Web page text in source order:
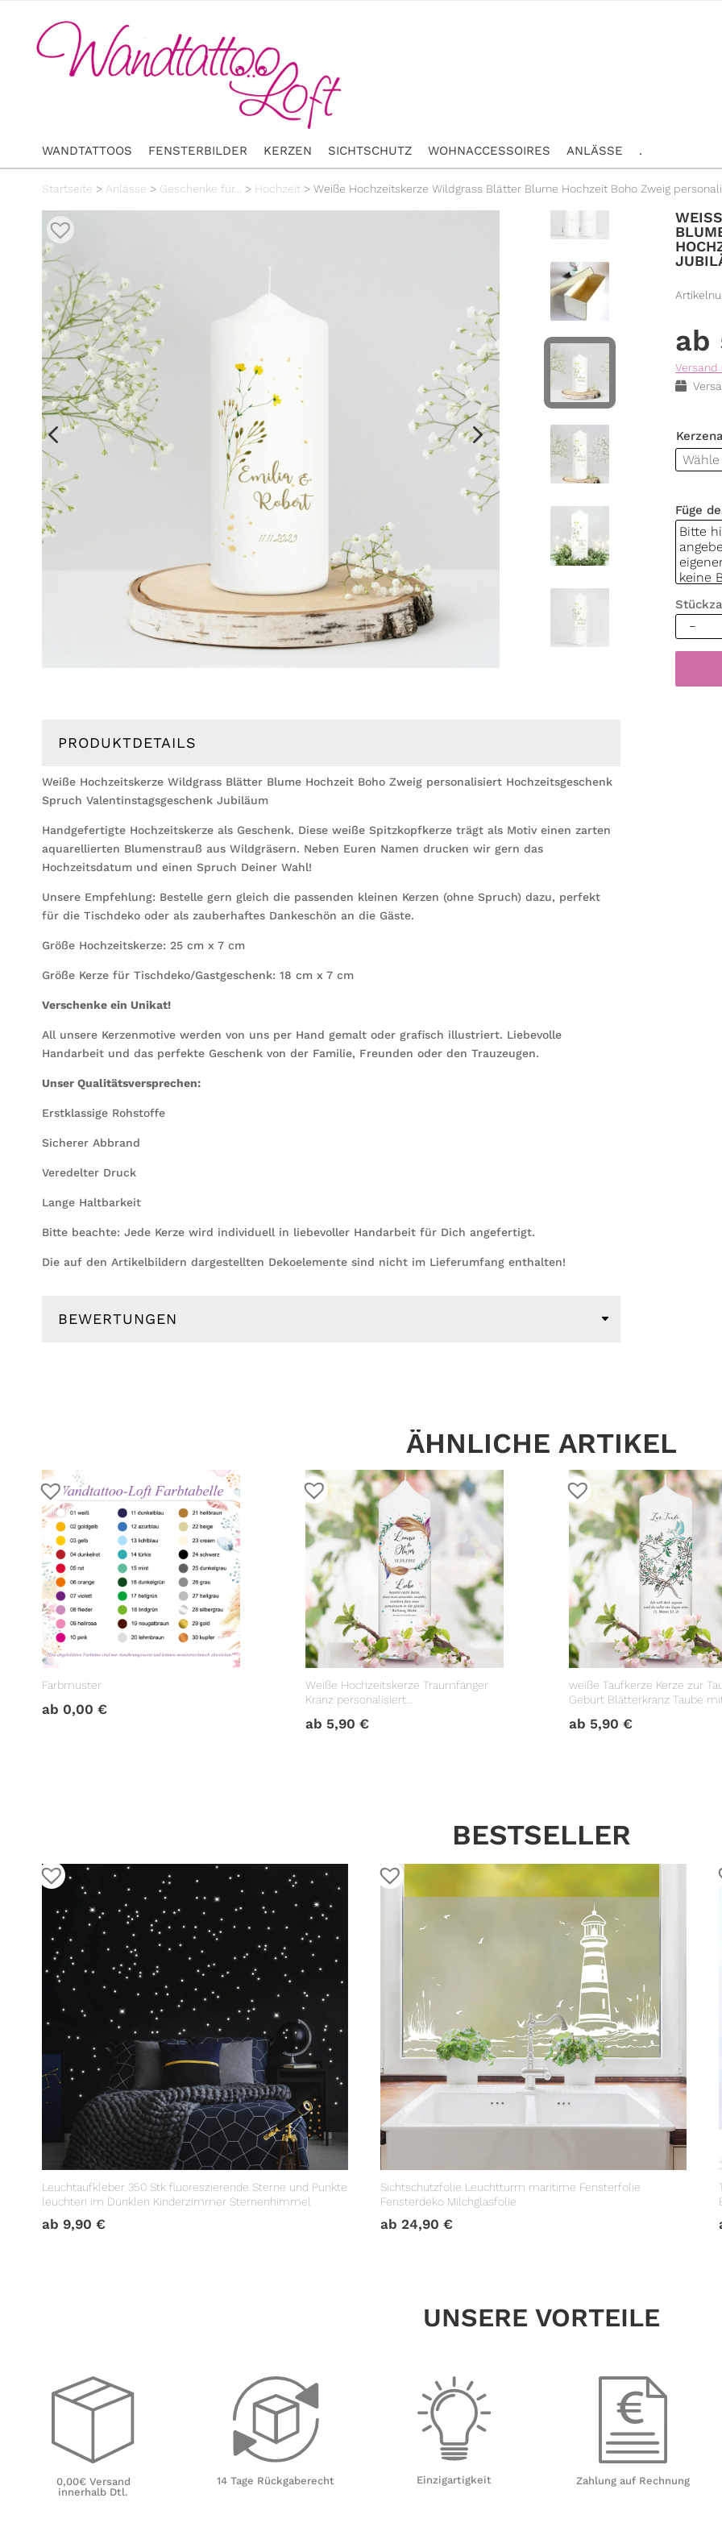
WANDTATTOOS FENSTERBILDER KERZEN SICHTSCHUTZ WOHNACCESSOIRES ANLÄSSE .
Startseite > Anlässe > Geschenke für... > Hochzeit > Weiße Hochzeitskerze Wildgrass Blätter Blume Hochzeit Boho Zweig
LUME
Versand
Füge
Weiße
PRODUKTDETAILS
Weiße Hochzeitskerze Wildgrass Blätter Blume Hochzeit Boho Zweig personalisiert Hochzeitsgeschenk
Spruch Valentinstagsgeschenk Jubiläum
Handgefertigte Hochzeitskerze als Geschenk. Diese weiße Spitzkopfkerze trägt als Motiv einen zarten
aquarellierten Blumenstrauß aus Wildgräsern. Neben Euren Namen drucken wir gern das
Hochzeitsdatum und einen Spruch Deiner Wahl!
Unsere Empfehlung: Bestelle gern gleich die passenden kleinen Kerzen (ohne Spruch) dazu, perfekt
für die Tischdeko oder als zauberhaftes Dankeschön an die Gäste.
Größe Hochzeitskerze: 25 cm x 7 cm
Größe Kerze für Tischdeko/Gastgeschenk: 18 cm x 7 cm
Verschenke ein Unikat!
All unsere Kerzenmotive werden von uns per Hand gemalt oder grafisch illustriert. Liebevolle
Handarbeit und das perfekte Geschenk von der Familie, Freunden oder den Trauzeugen.
Unser Qualitätsversprechen:
Erstklassige Rohstoffe
Sicherer Abbrand
Veredelter Druck
Lange Haltbarkeit
Bitte beachte: Jede Kerze wird individuell in liebevoller Handarbeit für Dich angefertigt.
Die auf den Artikelbildern dargestellten Dekoelemente sind nicht im Lieferumfang enthalten!
BEWERTUNGEN
ÄHNLICHE ARTIKEL
Farbmuster
ab 0,00 €
Weiße Hochzeitskerze Traumfänger
Kranz personalisiert
ab 5,90€
weiße Taufkerze Kerze zur
Geburt Blätterkranz Taube
ab 5,90€
BESTSELLER
Leuchtaufkleber 350 Stk fluoreszierende Sterne und Punkte
leuchten im Dunklen Kinderzimmer Sternenhimmel
ab 9,90 €
Sichtschutzfolie Leuchtturm maritime Fensterfolie
Fensterdeko Milchglasfolie
ab 24,90 €
UNSERE VORTEILE
0,00€ Versand
innerhalb Dtl.
14 Tage Rückgaberecht Einzigartigkeit Zahlung auf Rechnung